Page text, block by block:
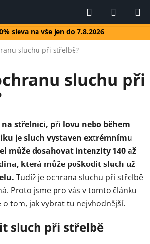
sleva na vše jen do 7.8.2026
Hledat
KOŠÍK
sluchu při střelbě?
sluchu při
střelnici, při lovu nebo během
je sluch vystaven extrémnímu
může dosahovat intenzity 140 až
která může poškodit sluch už
Tudíž je ochrana sluchu při střelbě
Proto jsme pro vás v tomto článku
o tom, jak vybrat tu nejvhodnější.
sluch při střelbě